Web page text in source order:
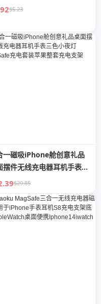
$5.23
一磁吸iPhone舱创意礼品
摆件无线充电器耳机手表三
夜灯MagSafe充电套装苹果
电支架
$29.85